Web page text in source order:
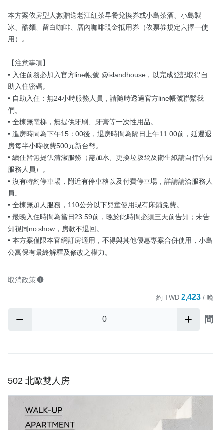
本方案依房型人數贈送老江紅茶早餐兌換券或小島茶酒、小島製
冰、酷麵、留白咖啡、厝內咖啡現金抵用券（依票券規定六擇一使
用）。
【注意事項】
• 入住前務必加入官方line帳號:@islandhouse，以完成登記取得自
助入住密碼。
• 自助入住：無24小時服務人員，請隨時透過官方line帳號聯繫我
們。
• 全棟無電梯，無提供牙刷、牙膏等一次性用品。
• 進房時間為下午15：00後，退房時間為隔日上午11:00前，延遲退
房每半小時收費500元新台幣。
• 續住皆無提供清潔服務（需加水、更換垃圾袋及衛生紙請自行告知
服務人員）。
• 沒有特約停車場，附近有停車格以及付費停車場，詳請請洽服務人
員。
• 全棟無加人服務，110公分以下兒童使用現有床鋪免費。
• 最晚入住時間為當日23:59前，晚於此時間必須三天前告知；未告
知視同no show，房款不退回。
• 本方案僅限本官網訂房適用，不得與其他優惠專案合併使用，小島
公寓保有最終解釋及修改之權力。
取消政策
約 TWD 2,423 / 晚
間
502 北歐雙人房